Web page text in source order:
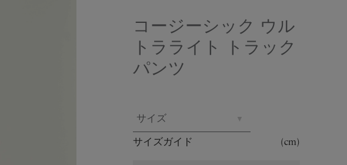
コージーシック ウル
トラライト トラック
パンツ
サイズ
サイズガイド (cm)